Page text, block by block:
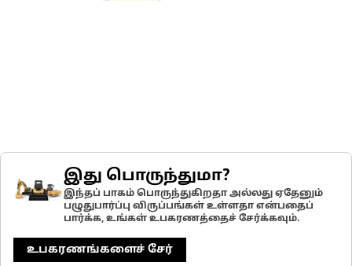
இது பொருந்துமா?
இந்தப் பாகம் பொருந்துகிறதா அல்லது ஏதேனும்
பழுதுபார்ப்பு விருப்பங்கள் உள்ளதா என்பதைப்
பார்க்க, உங்கள் உபகரணத்தைச் சேர்க்கவும்.
உபகரணங்களைச் சேர்